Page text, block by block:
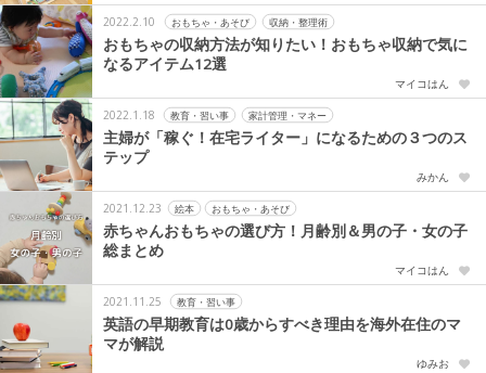
2022.2.10 おもちゃ・あそび 収納・整理術
おもちゃの収納方法が知りたい！おもちゃ収納で気に
なるアイテム12選
マイコはん
2022.1.18 教育・習い事 家計管理・マネー
主婦が「稼ぐ！在宅ライター」になるための３つのス
テップ
みかん
2021.12.23 絵本 おもちゃ・あそび
赤ちゃんおもちゃの選び方！月齢別＆男の子・女の子
総まとめ
マイコはん
2021.11.25 教育・習い事
英語の早期教育は0歳からすべき理由を海外在住のマ
マが解説
ゆみお